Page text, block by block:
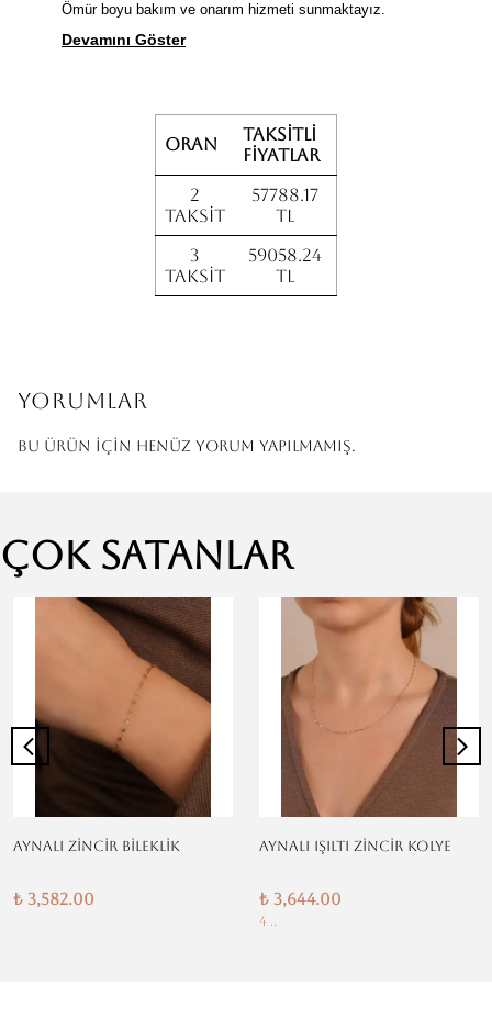
Ömür boyu bakım ve onarım hizmeti sunmaktayız.
Devamını Göster
Oran
Taksitli
fiyatlar
2
Taksit
57788.17
TL
3
Taksit
59058.24
TL
Yorumlar
Bu ürün için henüz yorum yapılmamış.
Çok Satanlar
AYNALI ZİNCİR BİLEKLİK
₺ 3,582.00
AYNALI IŞILTI ZİNCİR KOLYE
₺ 3,644.00
4 ..